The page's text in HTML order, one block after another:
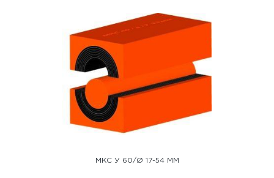
МКС У 60/Ø 17-54 ММ